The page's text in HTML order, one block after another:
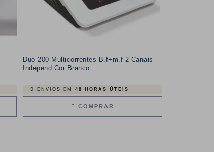
Duo 200 Multicorrentes B.f+m.f 2 Canais
Independ Cor Branco
ENVIOS EM48 HORAS ÚTEIS
COMPRAR